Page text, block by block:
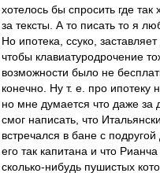
хотелось бы спросить где
за тексты. А то писать то я
Но ипотека, ссуко,
чтобы клавиатуродрочение
возможности было не
конечно. Ну т. е. про ипотеку
но мне думается что даже за
смог написать, что
встречался в бане с подругой
его так капитана и что
сколько-нибудь пушистых